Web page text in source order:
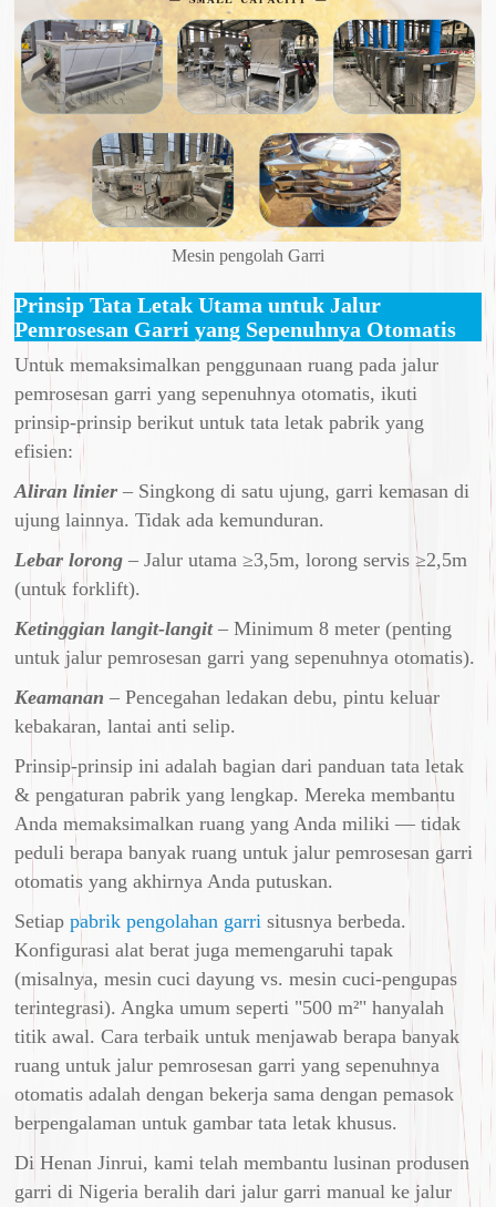
Mesin pengolah Garri
Prinsip Tata Letak Utama untuk Jalur
Pemrosesan Garri yang Sepenuhnya Otomatis
Untuk memaksimalkan penggunaan ruang pada jalur
pemrosesan garri yang sepenuhnya otomatis, ikuti
prinsip-prinsip berikut untuk tata letak pabrik yang
efisien:
Aliran linier – Singkong di satu ujung, garri kemasan di
ujung lainnya. Tidak ada kemunduran.
Lebar lorong – Jalur utama ≥3,5m, lorong servis ≥2,5m
(untuk forklift).
Ketinggian langit-langit– Minimum 8 meter (penting
untuk jalur pemrosesan garri yang sepenuhnya otomatis).
Keamanan – Pencegahan ledakan debu, pintu keluar
kebakaran, lantai anti selip.
Prinsip-prinsip ini adalah bagian dari panduan tata letak
& pengaturan pabrik yang lengkap. Mereka membantu
Anda memaksimalkan ruang yang Anda miliki — tidak
peduli berapa banyak ruang untuk jalur pemrosesan garri
otomatis yang akhirnya Anda putuskan.
Setiappabrik pengolahan garri situsnya berbeda.
Konfigurasi alat berat juga memengaruhi tapak
(misalnya, mesin cuci dayung vs. mesin cuci-pengupas
terintegrasi). Angka umum seperti "500 m²" hanyalah
titik awal. Cara terbaik untuk menjawab berapa banyak
ruang untuk jalur pemrosesan garri yang sepenuhnya
otomatis adalah dengan bekerja sama dengan pemasok
berpengalaman untuk gambar tata letak khusus.
Di Henan Jinrui, kami telah membantu lusinan produsen
garri di Nigeria beralih dari jalur garri manual ke jalur